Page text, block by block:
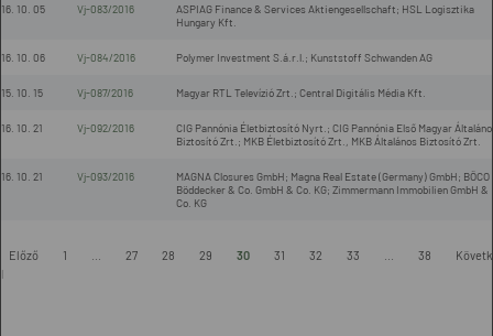
10. 05 Vj-083/2016
ASPIAG Finance & Services Aktiengesellschaft; HSL Logisztika
Hungary Kft.
10. 06 Vj-084/2016 Polymer Investment S.á.r.l.; Kunststoff Schwanden AG
10. 15 Vj-087/2016 Magyar RTL Televízió Zrt.; Central Digitális Média Kft.
10. 21 Vj-092/2016
CIG Pannónia Életbiztosító Nyrt.; CIG Pannónia Első Magyar
Biztosító Zrt.; MKB Életbiztosító Zrt., MKB Általános Biztosító Zrt.
10. 21 Vj-093/2016
MAGNA Closures GmbH; Magna Real Estate (Germany) GmbH; BÖCO
Böddecker & Co. GmbH & Co. KG; Zimmermann Immobilien GmbH &
Co. KG
Előző 1 27 28 29 30 31 32 33 38